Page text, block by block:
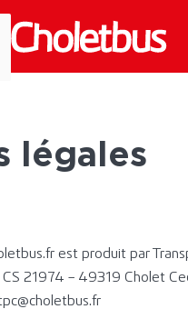
légales
est produit par
21974 – 49319 Cholet